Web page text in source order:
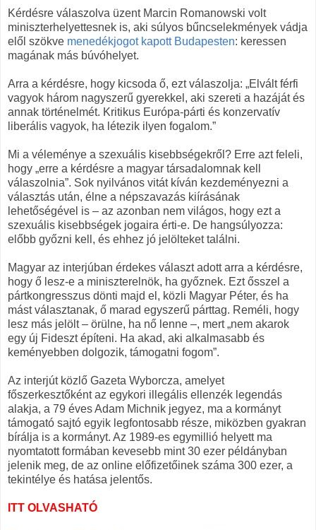
Kérdésre válaszolva üzent Marcin Romanowski volt
miniszterhelyettesnek is, aki súlyos bűncselekmények vádja
elől szökve menedékjogot kapott Budapesten: keressen
magának más búvóhelyet.
Arra a kérdésre, hogy kicsoda ő, ezt válaszolja: „Elvált férfi
vagyok három nagyszerű gyerekkel, aki szereti a hazáját és
annak történelmét. Kritikus Európa-párti és konzervatív
liberális vagyok, ha létezik ilyen fogalom.”
Mi a véleménye a szexuális kisebbségekről? Erre azt feleli,
hogy „erre a kérdésre a magyar társadalomnak kell
válaszolnia”. Sok nyilvános vitát kíván kezdeményezni a
választás után, élne a népszavazás kiírásának
lehetőségével is – az azonban nem világos, hogy ezt a
szexuális kisebbségek jogaira érti-e. De hangsúlyozza:
előbb győzni kell, és ehhez jó jelölteket találni.
Magyar az interjúban érdekes választ adott arra a kérdésre,
hogy ő lesz-e a miniszterelnök, ha győznek. Ezt ősszel a
pártkongresszus dönti majd el, közli Magyar Péter, és ha
mást választanak, ő marad egyszerű párttag. Reméli, hogy
lesz más jelölt – örülne, ha nő lenne –, mert „nem akarok
egy új Fideszt építeni. Ha akad, aki alkalmasabb és
keményebben dolgozik, támogatni fogom”.
Az interjút közlő Gazeta Wyborcza, amelyet
főszerkesztőként az egykori illegális ellenzék legendás
alakja, a 79 éves Adam Michnik jegyez, ma a kormányt
támogató sajtó egyik legfontosabb része, miközben gyakran
bírálja is a kormányt. Az 1989-es egymillió helyett ma
nyomtatott formában kevesebb mint 30 ezer példányban
jelenik meg, de az online előfizetőinek száma 300 ezer, a
tekintélye és hatása jelentős.
ITT OLVASHATÓ